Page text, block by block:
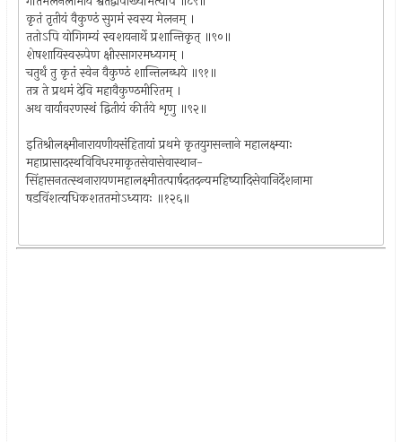
कृतं तृतीयं वैकुण्ठं सुगमं स्वस्य मेलनम् ।
ततोऽपि योगिगम्यं स्वशयनार्थे प्रशान्तिकृत् ॥९०॥
शेषशायिस्वरूपेण क्षीरसागरमध्यगम् ।
चतुर्थं तु कृतं स्वेन वैकुण्ठं शान्तिलब्धये ॥९१॥
तत्र ते प्रथमं देवि महावैकुण्ठमीरितम् ।
अथ वार्यावरणस्थं द्वितीयं कीर्तये शृणु ॥९२॥
इतिश्रीलक्ष्मीनारायणीयसंहितायां प्रथमे कृतयुगसन्ताने महालक्ष्म्याः
महाप्रासादस्थविविधरमाकृतसेवासेवास्थान-
सिंहासनतत्स्थनारायणमहालक्ष्मीतत्पार्षदतदन्यमहिष्यादिसेवानिर्देशनामा
षडविंशत्यधिकशततमोऽध्यायः ॥१२६॥